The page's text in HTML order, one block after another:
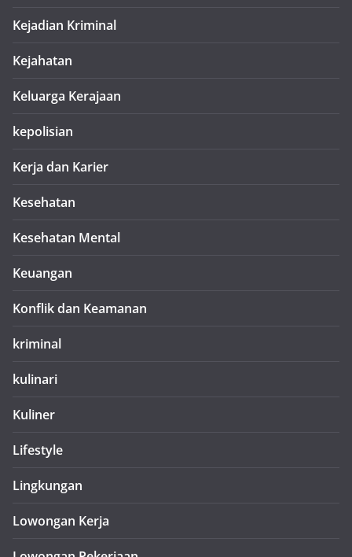
Kejadian Kriminal
Kejahatan
Keluarga Kerajaan
kepolisian
Kerja dan Karier
Kesehatan
Kesehatan Mental
Keuangan
Konflik dan Keamanan
kriminal
kulinari
Kuliner
Lifestyle
Lingkungan
Lowongan Kerja